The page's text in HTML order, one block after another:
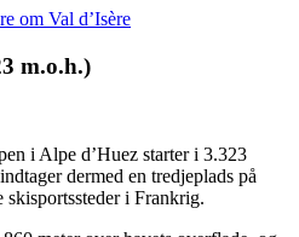
om Val d’Isère
m.o.h.)
i Alpe d’Huez starter i 3.323
dermed en tredjeplads på
i Frankrig.